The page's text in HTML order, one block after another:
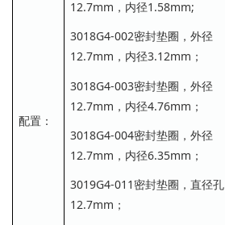
配置：
12.7mm，内径1.58mm;
3018G4-002密封垫圈，外径
12.7mm，内径3.12mm；
3018G4-003密封垫圈，外径
12.7mm，内径4.76mm；
3018G4-004密封垫圈，外径
12.7mm，内径6.35mm；
3019G4-011密封垫圈，直径孔
12.7mm；